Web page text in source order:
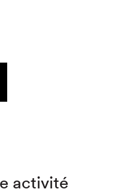
activité